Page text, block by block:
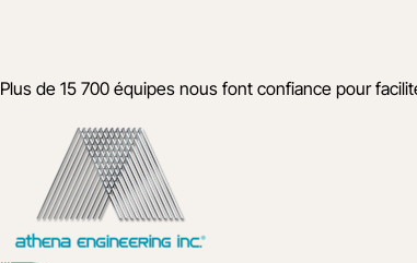
Plus de 15 700 équipes nous font confiance pour